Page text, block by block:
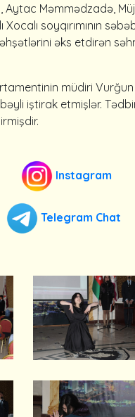
Aytac Məmmədzadə,
soyqırımının
əks etdirən
müdiri
iştirak etmişlər.
Instagram
Telegram Chat